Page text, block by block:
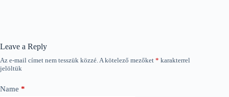
Leave a Reply
Az e-mail címet nem tesszük közzé.A kötelező mezőket * karakterrel
jelöltük
Name *